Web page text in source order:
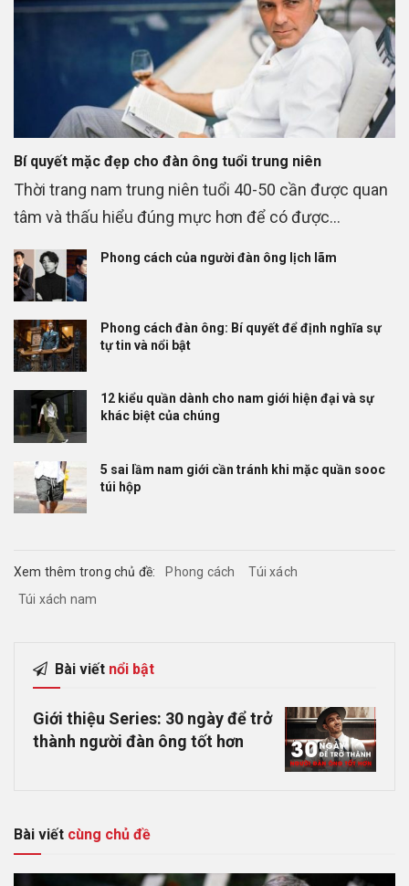
Bí quyết mặc đẹp cho đàn ông tuổi trung niên
Thời trang nam trung niên tuổi 40-50 cần được quan
tâm và thấu hiểu đúng mực hơn để có được...
Phong cách của người đàn ông lịch lãm
Phong cách đàn ông: Bí quyết để định nghĩa sự
tự tin và nổi bật
12 kiểu quần dành cho nam giới hiện đại và sự
khác biệt của chúng
5 sai lầm nam giới cần tránh khi mặc quần sooc
túi hộp
Xem thêm trong chủ đề: Phong cách
Túi xách
Túi xách nam
Bài viết nổi bật
Giới thiệu Series: 30 ngày để trở
thành người đàn ông tốt hơn
Bài viết cùng chủ đề